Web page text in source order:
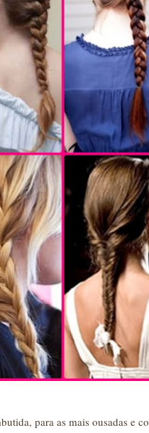
para as mais ousadas e